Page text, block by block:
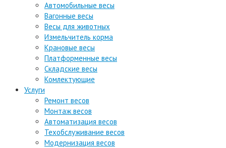
Автомобильные весы
Вагонные весы
Весы для животных
Измельчитель корма
Крановые весы
Платформенные весы
Складские весы
Комлектующие
Услуги
Ремонт весов
Монтаж весов
Автоматизация весов
Техобслуживание весов
Модернизация весов